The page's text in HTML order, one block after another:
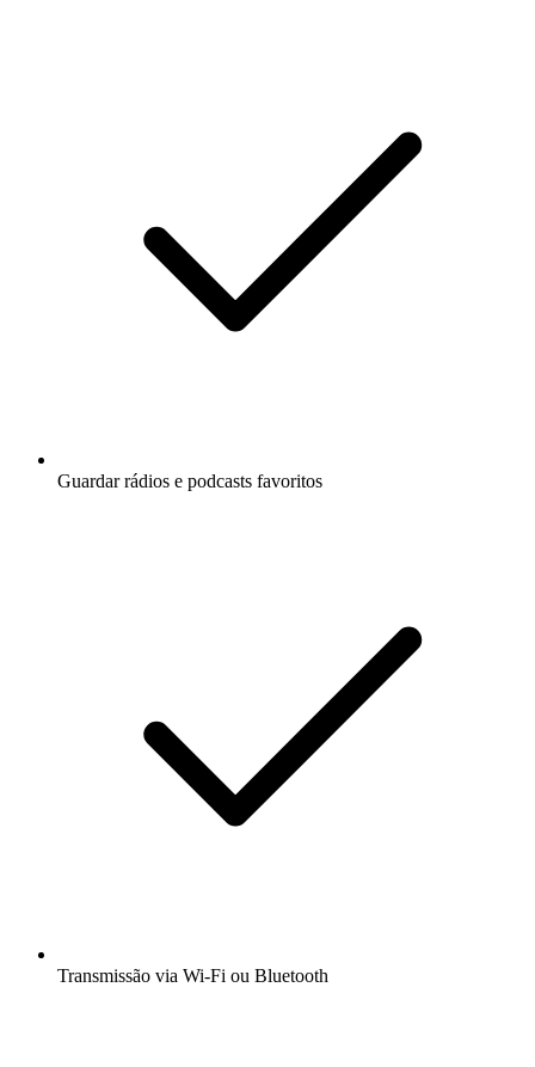
Guardar rádios e podcasts favoritos
Transmissão via Wi-Fi ou Bluetooth